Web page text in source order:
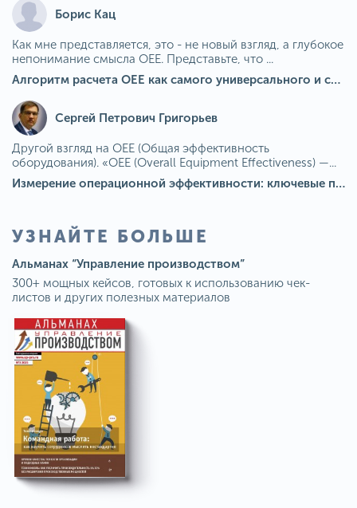
Борис Кац
Как мне представляется, это - не новый взгляд, а глубокое
непонимание смысла OEE. Представьте, что ...
Алгоритм расчета ОЕЕ как самого универсального и современного показателя эффективности оборудования в мире
Сергей Петрович Григорьев
Другой взгляд на OEE (Общая эффективность
оборудования). «OEE (Overall Equipment Effectiveness) —...
Измерение операционной эффективности: ключевые показатели для непрерывного совершенствования
УЗНАЙТЕ БОЛЬШЕ
Альманах “Управление производством”
300+ мощных кейсов, готовых к использованию чек-
листов и других полезных материалов